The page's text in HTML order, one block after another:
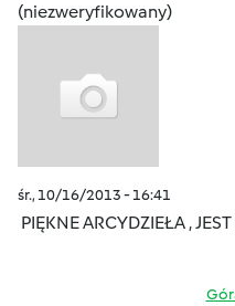
(niezweryfikowany)
śr., 10/16/2013 - 16:41
PIĘKNE ARCYDZIEŁA ,